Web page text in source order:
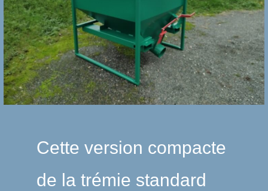
Cette version compacte
de la trémie standard